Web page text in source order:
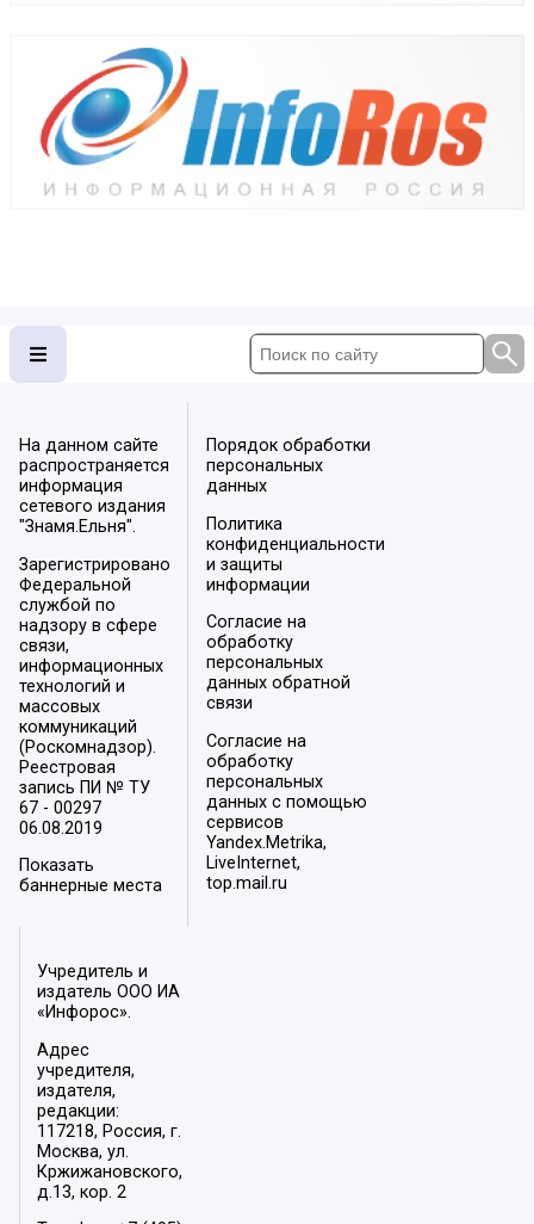
На данном сайте
распространяется
информация
сетевого издания
"Знамя.Ельня".
Зарегистрировано
Федеральной
службой по
надзору в сфере
связи,
информационных
технологий и
массовых
коммуникаций
(Роскомнадзор).
Реестровая
запись ПИ № ТУ
67 - 00297
06.08.2019
Показать
баннерные места
Порядок обработки
персональных
данных
Политика
конфиденциальности
и защиты
информации
Согласие на
обработку
персональных
данных обратной
связи
Согласие на
обработку
персональных
данных с помощью
сервисов
Yandex.Metrika,
LiveInternet,
top.mail.ru
Учредитель и
издатель ООО ИА
«Инфорос».
Адрес
учредителя,
издателя,
редакции:
117218, Россия, г.
Москва, ул.
Кржижановского,
д.13, кор. 2